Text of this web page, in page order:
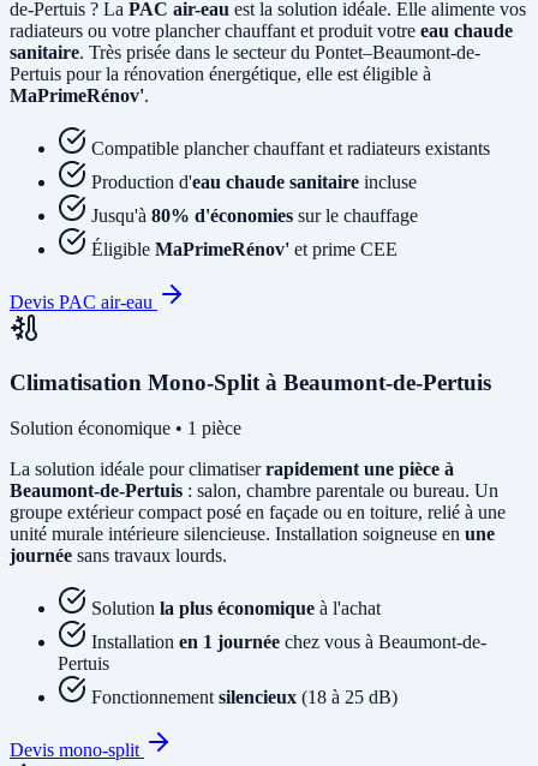
de-Pertuis ? La PAC air-eau est la solution idéale. Elle alimente vos
radiateurs ou votre plancher chauffant et produit votre eau chaude
sanitaire. Très prisée dans le secteur du Pontet–Beaumont-de-
Pertuis pour la rénovation énergétique, elle est éligible à
MaPrimeRénov'.
Compatible plancher chauffant et radiateurs existants
Production d'eau chaude sanitaire incluse
Jusqu'à 80% d'économies sur le chauffage
Éligible MaPrimeRénov' et prime CEE
Devis PAC air-eau
Climatisation Mono-Split à Beaumont-de-Pertuis
Solution économique • 1 pièce
La solution idéale pour climatiserrapidement une pièce à
Beaumont-de-Pertuis : salon, chambre parentale ou bureau. Un
groupe extérieur compact posé en façade ou en toiture, relié à une
unité murale intérieure silencieuse. Installation soigneuse en une
journée sans travaux lourds.
Solution la plus économique à l'achat
Installation en 1 journée chez vous à Beaumont-de-
Pertuis
Fonctionnement silencieux (18 à 25 dB)
Devis mono-split